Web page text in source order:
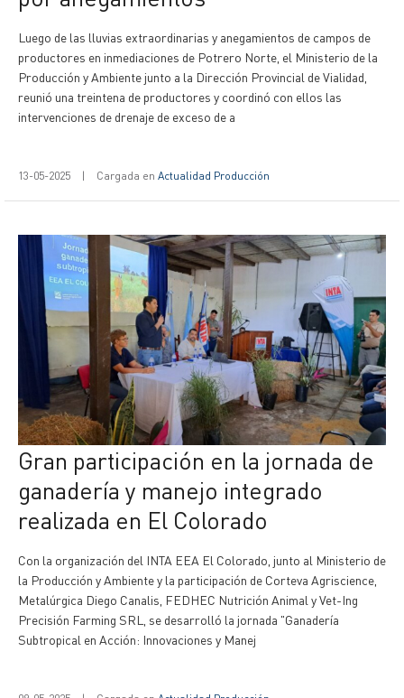
Luego de las lluvias extraordinarias y anegamientos de campos de
productores en inmediaciones de Potrero Norte, el Ministerio de la
Producción y Ambiente junto a la Dirección Provincial de Vialidad,
reunió una treintena de productores y coordinó con ellos las
intervenciones de drenaje de exceso de a
13-05-2025 | Cargada en Actualidad Producción
Gran participación en la jornada de
ganadería y manejo integrado
realizada en El Colorado
Con la organización del INTA EEA El Colorado, junto al Ministerio de
la Producción y Ambiente y la participación de Corteva Agriscience,
Metalúrgica Diego Canalis, FEDHEC Nutrición Animal y Vet-Ing
Precisión Farming SRL, se desarrolló la jornada "Ganadería
Subtropical en Acción: Innovaciones y Manej